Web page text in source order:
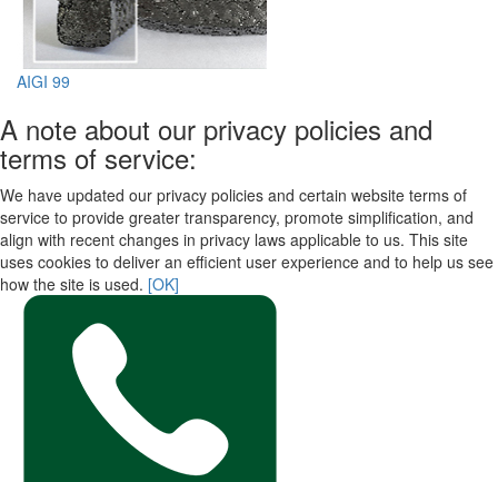
AIGI 99
A note about our privacy policies and
terms of service:
We have updated our privacy policies and certain website terms of
service to provide greater transparency, promote simplification, and
align with recent changes in privacy laws applicable to us. This site
uses cookies to deliver an efficient user experience and to help us see
how the site is used. [OK]